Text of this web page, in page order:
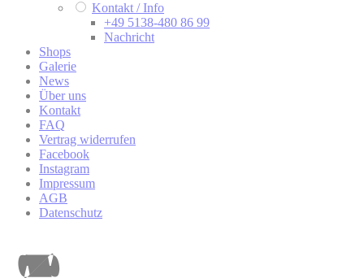
Kontakt / Info
+49 5138-480 86 99
Nachricht
Shops
Galerie
News
Über uns
Kontakt
FAQ
Vertrag widerrufen
Facebook
Instagram
Impressum
AGB
Datenschutz